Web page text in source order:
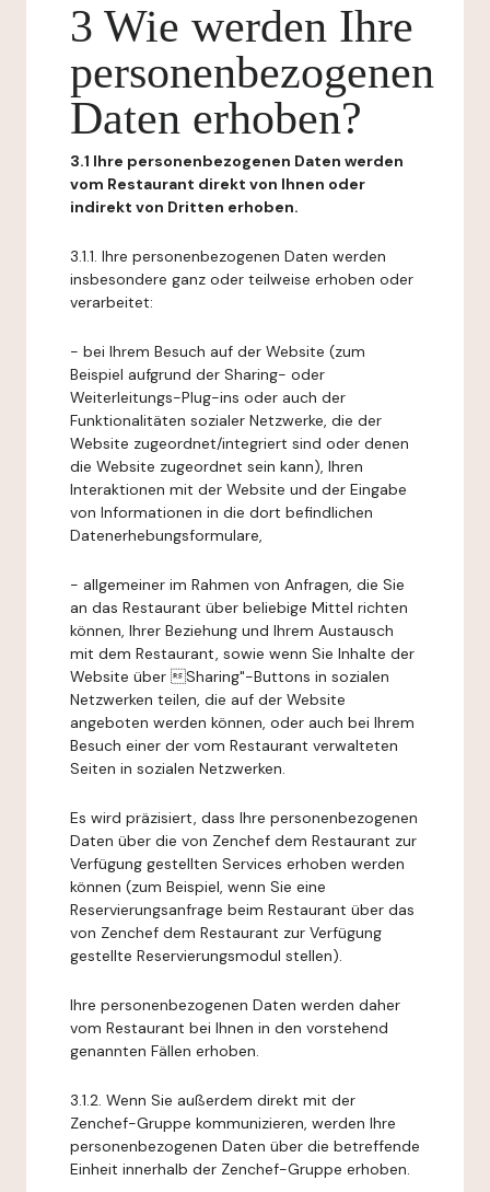
3 Wie werden Ihre
personenbezogenen
Daten erhoben?
3.1 Ihre personenbezogenen Daten werden
vom Restaurant direkt von Ihnen oder
indirekt von Dritten erhoben.
3.1.1. Ihre personenbezogenen Daten werden
insbesondere ganz oder teilweise erhoben oder
verarbeitet:
- bei Ihrem Besuch auf der Website (zum
Beispiel aufgrund der Sharing- oder
Weiterleitungs-Plug-ins oder auch der
Funktionalitäten sozialer Netzwerke, die der
Website zugeordnet/integriert sind oder denen
die Website zugeordnet sein kann), Ihren
Interaktionen mit der Website und der Eingabe
von Informationen in die dort befindlichen
Datenerhebungsformulare,
- allgemeiner im Rahmen von Anfragen, die Sie
an das Restaurant über beliebige Mittel richten
können, Ihrer Beziehung und Ihrem Austausch
mit dem Restaurant, sowie wenn Sie Inhalte der
Website über Sharing"-Buttons in sozialen
Netzwerken teilen, die auf der Website
angeboten werden können, oder auch bei Ihrem
Besuch einer der vom Restaurant verwalteten
Seiten in sozialen Netzwerken.
Es wird präzisiert, dass Ihre personenbezogenen
Daten über die von Zenchef dem Restaurant zur
Verfügung gestellten Services erhoben werden
können (zum Beispiel, wenn Sie eine
Reservierungsanfrage beim Restaurant über das
von Zenchef dem Restaurant zur Verfügung
gestellte Reservierungsmodul stellen).
Ihre personenbezogenen Daten werden daher
vom Restaurant bei Ihnen in den vorstehend
genannten Fällen erhoben.
3.1.2. Wenn Sie außerdem direkt mit der
Zenchef-Gruppe kommunizieren, werden Ihre
personenbezogenen Daten über die betreffende
Einheit innerhalb der Zenchef-Gruppe erhoben.